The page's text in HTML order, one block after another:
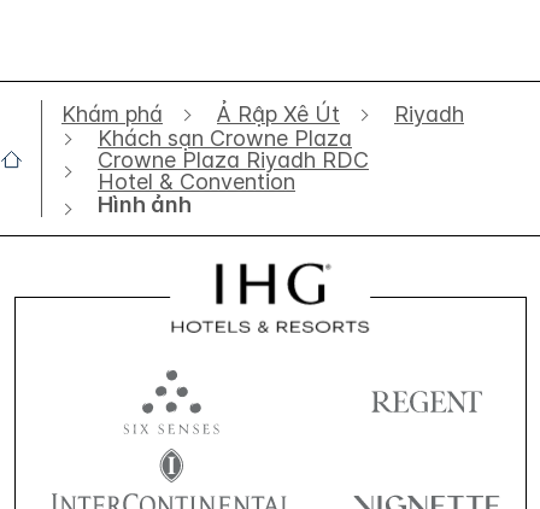
Khám phá Ả Rập Xê Út
Riyadh
Khách sạn Crowne Plaza
Crowne Plaza Riyadh RDC
Hotel & Convention
Hình ảnh